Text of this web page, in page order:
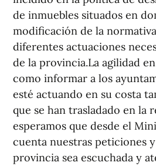
de inmuebles situados en
modificación de la
diferentes actuaciones
de la provincia.La agilidad
como informar a los
esté actuando en su costa
que se han trasladado en la
esperamos que desde el
cuenta nuestras peticiones
provincia sea escuchada y